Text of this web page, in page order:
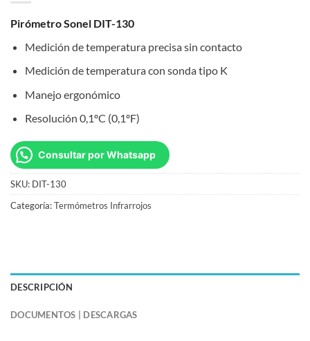
Pirómetro Sonel DIT-130
Medición de temperatura precisa sin contacto
Medición de temperatura con sonda tipo K
Manejo ergonómico
Resolución 0,1ºC (0,1ºF)
Consultar por Whatsapp
SKU: DIT-130
Categoría:Termómetros Infrarrojos
DESCRIPCIÓN
DOCUMENTOS | DESCARGAS